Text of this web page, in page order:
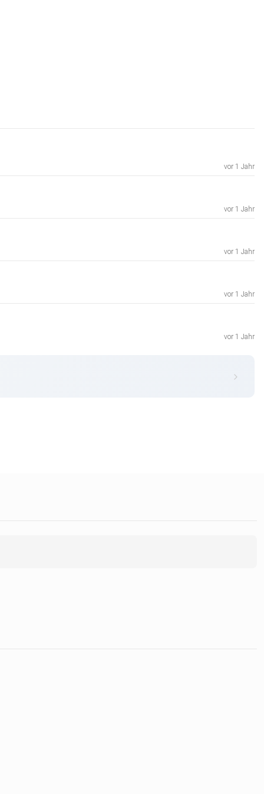
vor 1 Jahr
vor 1 Jahr
vor 1 Jahr
vor 1 Jahr
vor 1 Jahr